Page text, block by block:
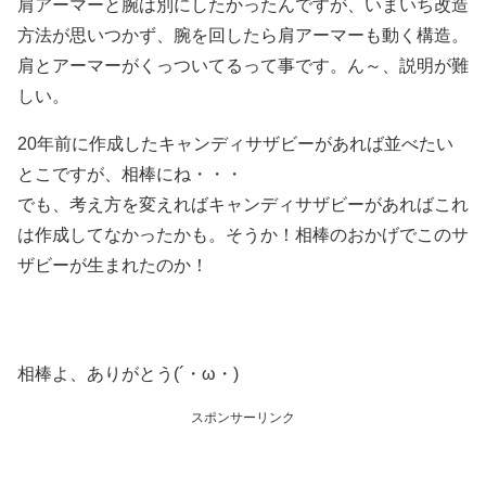
肩アーマーと腕は別にしたかったんですが、いまいち改造
方法が思いつかず、腕を回したら肩アーマーも動く構造。
肩とアーマーがくっついてるって事です。ん～、説明が難
しい。
20年前に作成したキャンディサザビーがあれば並べたい
とこですが、相棒にね・・・
でも、考え方を変えればキャンディサザビーがあればこれ
は作成してなかったかも。そうか！相棒のおかげでこのサ
ザビーが生まれたのか！
相棒よ、ありがとう(´・ω・)
スポンサーリンク